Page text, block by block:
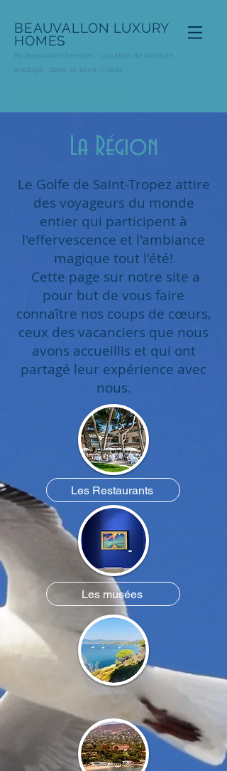
BEAUVALLON LUXURY
HOMES
By Beauvallon Services - Loca tion de villas de
prestige- Golfe de Saint-Tropez
La Région
Le Golfe de Saint-Tropez attire
des voyageurs du monde
entier qui participent à
l'effervescence et l'ambiance
magique tout l'été!
Cette page sur notre site a
pour but de vous faire
connaître nos coups de cœurs,
ceux des vacanciers que nous
avons accueillis et qui ont
partagé leur expérience avec
nous.
Les Restaurants
Les musées